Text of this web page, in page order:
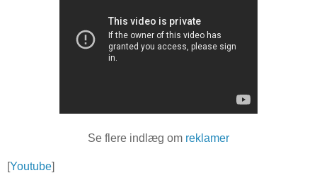
Se flere indlæg om reklamer
[Youtube]